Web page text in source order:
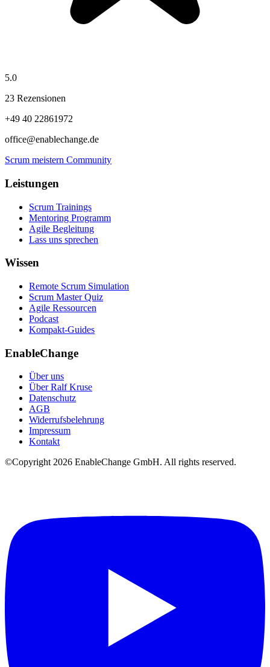
5.0
23 Rezensionen
+49 40 22861972
office@enablechange.de
Scrum meistern Community
Leistungen
Scrum Trainings
Mentoring Programm
Agile Begleitung
Lass uns sprechen
Wissen
Remote Scrum Simulation
Scrum Master Quiz
Agile Ressourcen
Podcast
Kompakt-Guides
EnableChange
Über uns
Über Ralf Kruse
Datenschutz
AGB
Widerrufsbelehrung
Impressum
Kontakt
©Copyright2026 EnableChange GmbH. All rights reserved.